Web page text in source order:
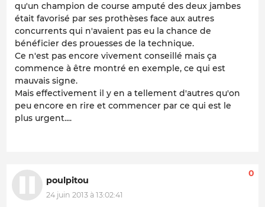
qu'un champion de course amputé des deux jambes
était favorisé par ses prothèses face aux autres
concurrents qui n'avaient pas eu la chance de
bénéficier des prouesses de la technique.
Ce n'est pas encore vivement conseillé mais ça
commence à être montré en exemple, ce qui est
mauvais signe.
Mais effectivement il y en a tellement d'autres qu'on
peu encore en rire et commencer par ce qui est le
plus urgent....
poulpitou
24 juin 2013 à 13:02:41
0